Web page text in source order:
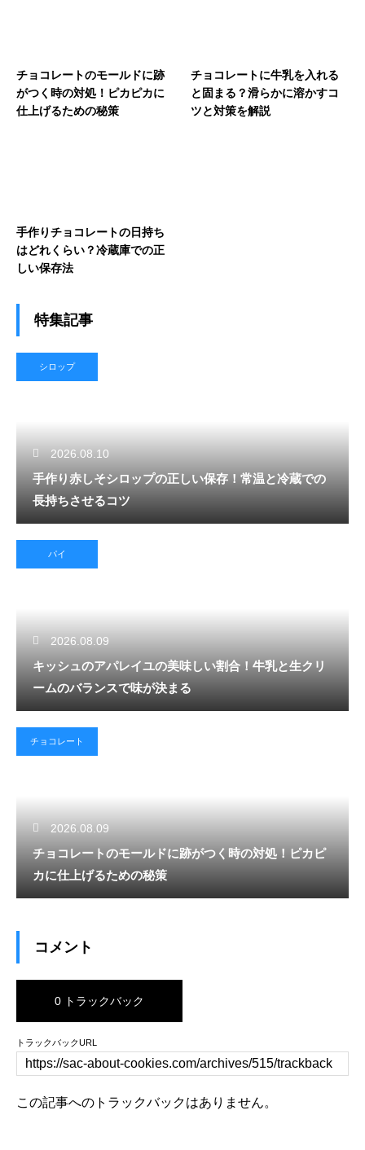
チョコレートのモールドに跡
がつく時の対処！ピカピカに
仕上げるための秘策
チョコレートに牛乳を入れる
と固まる？滑らかに溶かすコ
ツと対策を解説
手作りチョコレートの日持ち
はどれくらい？冷蔵庫での正
しい保存法
特集記事
シロップ
2026.08.10
手作り赤しそシロップの正しい保存！常温と冷蔵での
長持ちさせるコツ
パイ
2026.08.09
キッシュのアパレイユの美味しい割合！牛乳と生クリ
ームのバランスで味が決まる
チョコレート
2026.08.09
チョコレートのモールドに跡がつく時の対処！ピカピ
カに仕上げるための秘策
コメント
0 トラックバック
トラックバックURL
この記事へのトラックバックはありません。